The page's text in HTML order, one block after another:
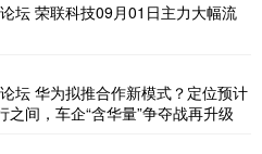
坛 荣联科技09月01日主力大幅流
坛 华为拟推合作新模式？定位预计
之间，车企“含华量”争夺战再升级